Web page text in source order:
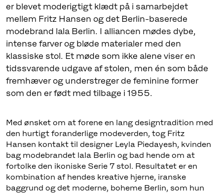
er blevet moderigtigt klædt på i samarbejdet
mellem Fritz Hansen og det Berlin-baserede
modebrand lala Berlin. I alliancen mødes dybe,
intense farver og bløde materialer med den
klassiske stol. Et møde som ikke alene viser en
tidssvarende udgave af stolen, men én som både
fremhæver og understreger de feminine former
som den er født med tilbage i 1955.
Med ønsket om at forene en lang designtradition med
den hurtigt foranderlige modeverden, tog Fritz
Hansen kontakt til designer Leyla Piedayesh, kvinden
bag modebrandet lala Berlin og bad hende om at
fortolke den ikoniske Serie 7 stol. Resultatet er en
kombination af hendes kreative hjerne, iranske
baggrund og det moderne, boheme Berlin, som hun